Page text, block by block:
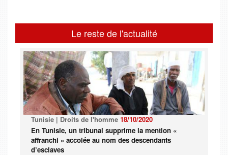
Le reste de l'actualité
Tunisie | Droits de l'homme 18/10/2020
En Tunisie, un tribunal supprime la mention «
affranchi » accolée au nom des descendants
d’esclaves